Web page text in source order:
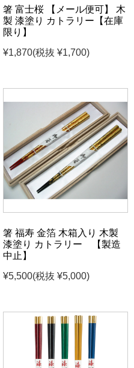
箸 富士桜 【メール便可】 木
製 漆塗り カトラリー【在庫
限り】
¥1,870(税抜 ¥1,700)
箸 福寿 金箔 木箱入り 木製
漆塗り カトラリー 【製造
中止】
¥5,500(税抜 ¥5,000)